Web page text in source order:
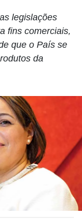
legislações
fins comerciais,
que o País se
da